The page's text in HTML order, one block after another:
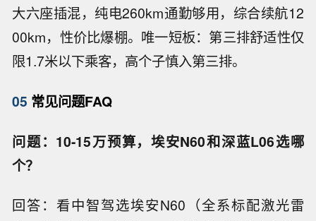
大六座插混，纯电260km通勤够用，综合续航12
00km，性价比爆棚。唯一短板：第三排舒适性仅
限1.7米以下乘客，高个子慎入第三排。
05 常见问题FAQ
问题：10-15万预算，埃安N60和深蓝L06选哪
个？
回答：看中智驾选埃安N60（全系标配激光雷